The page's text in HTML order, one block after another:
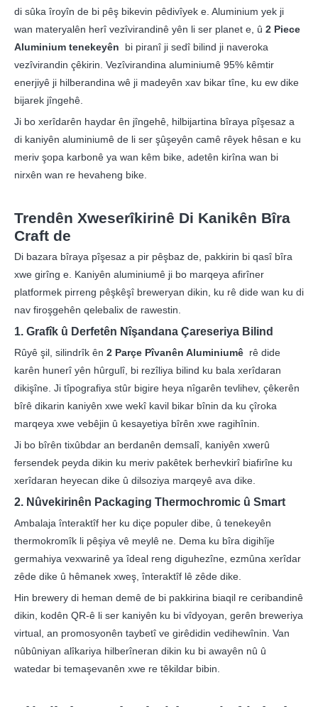
di sûka îroyîn de bi pêş bikevin pêdivîyek e. Aluminium yek ji
wan materyalên herî vezîvirandinê yên li ser planet e, û 2 Piece
Aluminium tenekeyên
bi piranî ji sedî bilind ji naveroka
vezîvirandin çêkirin. Vezîvirandina aluminiumê 95% kêmtir
enerjiyê ji hilberandina wê ji madeyên xav bikar tîne, ku ew dike
bijarek jîngehê.
Ji bo xerîdarên haydar ên jîngehê, hilbijartina bîraya pîşesaz a
di kaniyên aluminiumê de li ser şûşeyên camê rêyek hêsan e ku
meriv şopa karbonê ya wan kêm bike, adetên kirîna wan bi
nirxên wan re hevaheng bike.
Trendên Xweserîkirinê Di Kanikên Bîra
Craft de
Di bazara bîraya pîşesaz a pir pêşbaz de, pakkirin bi qasî bîra
xwe girîng e. Kaniyên aluminiumê ji bo marqeya afirîner
platformek pirreng pêşkêşî breweryan dikin, ku rê dide wan ku di
nav firoşgehên qelebalix de rawestin.
1. Grafîk û Derfetên Nîşandana Çareseriya Bilind
Rûyê şil, silindrîk ên 2 Parçe Pîvanên Aluminiumê rê dide
karên hunerî yên hûrgulî, bi rezîliya bilind ku bala xerîdaran
dikişîne. Ji tîpografiya stûr bigire heya nîgarên tevlihev, çêkerên
bîrê dikarin kaniyên xwe wekî kavil bikar bînin da ku çîroka
marqeya xwe vebêjin û kesayetiya bîrên xwe ragihînin.
Ji bo bîrên tixûbdar an berdanên demsalî, kaniyên xwerû
fersendek peyda dikin ku meriv pakêtek berhevkirî biafirîne ku
xerîdaran heyecan dike û dilsoziya marqeyê ava dike.
2. Nûvekirinên Packaging Thermochromic û Smart
Ambalaja înteraktîf her ku diçe populer dibe, û tenekeyên
thermokromîk li pêşiya vê meylê ne. Dema ku bîra digihîje
germahiya vexwarinê ya îdeal reng diguhezîne, ezmûna xerîdar
zêde dike û hêmanek xweş, înteraktîf lê zêde dike.
Hin brewery di heman demê de bi pakkirina biaqil re ceribandinê
dikin, kodên QR-ê li ser kaniyên ku bi vîdyoyan, gerên breweriya
virtual, an promosyonên taybetî ve girêdidin vedihewînin. Van
nûbûniyan alîkariya hilberîneran dikin ku bi awayên nû û
watedar bi temaşevanên xwe re têkildar bibin.